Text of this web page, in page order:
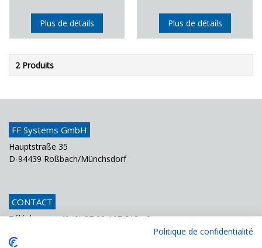
Plus de détails Plus de détails
2 Produits
FF Systems GmbH
Hauptstraße 35
D-94439 Roßbach/Münchsdorf
CONTACT
Téléphone +49 (0) 87 23 / 97 818 - 0
+49 (0) 87 23 / 97 818 - 70
Courriel
Politique de confidentialité